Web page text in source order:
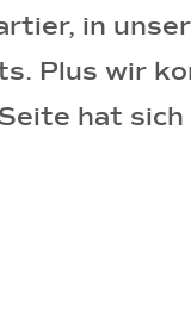
in
Plus wir
hat sich